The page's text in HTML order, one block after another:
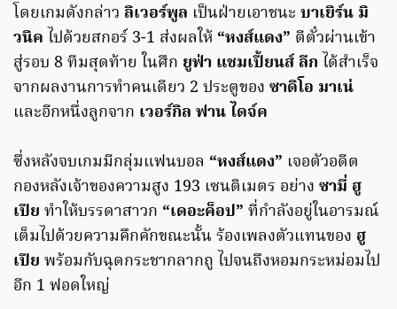
โดยเกมดังกล่าว ลิเวอร์พูล เป็นฝ่ายเอาชนะ บาเยิร์น มิ
วนิค ไปด้วยสกอร์ 3-1 ส่งผลให้ “หงส์แดง” ตีตั๋วผ่านเข้า
สู่รอบ 8 ทีมสุดท้าย ในศึก ยูฟ่า แชมเปี้ยนส์ ลีก ได้สำเร็จ
จากผลงานการทำคนเดียว 2 ประตูของ ซาดิโอ มาเน่
และอีกหนึ่งลูกจาก เวอร์กิล ฟาน ไดจ์ค
ซึ่งหลังจบเกมมีกลุ่มแฟนบอล “หงส์แดง” เจอตัวอดีต
กองหลังเจ้าของความสูง 193 เซนติเมตร อย่าง ซามี่ ฮู
เปีย ทำให้บรรดาสาวก “เดอะค็อป” ที่กำลังอยู่ในอารมณ์
เต็มไปด้วยความคึกคักขณะนั้น ร้องเพลงตัวแทนของ ฮู
เปีย พร้อมกับฉุดกระชากลากถู ไปจนถึงหอมกระหม่อมไป
อีก 1 ฟอดใหญ่